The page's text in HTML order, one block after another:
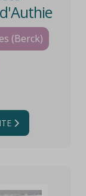
(Berck)